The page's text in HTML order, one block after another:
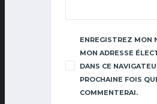
ENREGISTREZ MON
MON ADRESSE
DANS CE
PROCHAINE FOIS
COMMENTERAI.